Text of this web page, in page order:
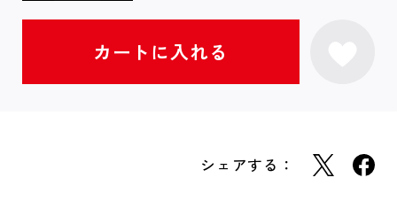
シェアする：